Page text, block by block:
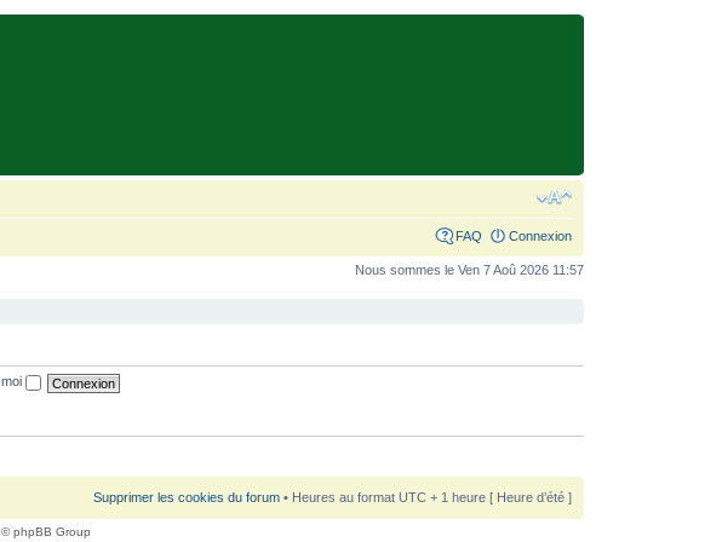
FAQ Connexion
Nous sommes le Ven 7 Aoû 2026 11:57
Supprimer les cookies du forum• Heures au format UTC + 1 heure [ Heure d’été ]
phpBB Group